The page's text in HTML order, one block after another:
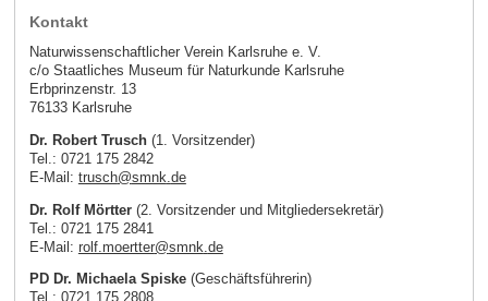
Kontakt
Naturwissenschaftlicher Verein Karlsruhe e. V.
c/o Staatliches Museum für Naturkunde Karlsruhe
Erbprinzenstr. 13
76133 Karlsruhe
Dr. Robert Trusch(1. Vorsitzender)
Tel.: 0721 175 2842
E-Mail: trusch@smnk de
Dr. Rolf Mörtter (2. Vorsitzender und Mitgliedersekretär)
Tel.: 0721 175 2841
E-Mail: rolf.moertter@smnk de
PD Dr. Michaela Spiske(Geschäftsführerin)
Tel.: 0721 175 2808